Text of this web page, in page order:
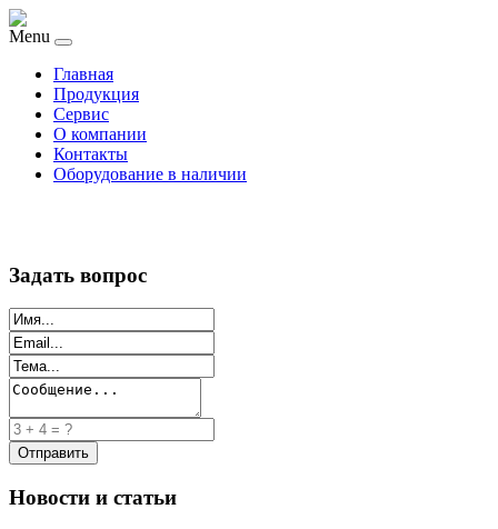
Menu
Главная
Продукция
Сервис
О компании
Контакты
Оборудование в наличии
Задать вопрос
Новости и статьи